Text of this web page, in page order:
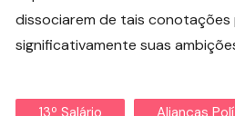
dissociarem de tais
significativamente suas
13º Salário Alianças